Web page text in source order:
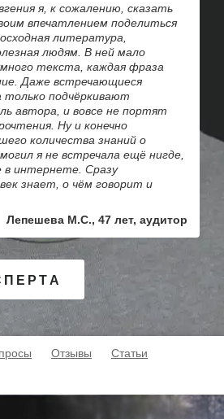
я, к сожалению, сказать
впечатлением поделиться
литература,
людям. В ней мало
текста, каждая фраза
Даже встречающиеся
только подчёркивают
автора, и вовсе не портят
Ну и конечно
количества знаний о
я не встречала ещё нигде,
в интернете. Сразу
знает, о чём говорит и
Лепешева М.С., 47 лет, аудитор
Отзывы
Статьи